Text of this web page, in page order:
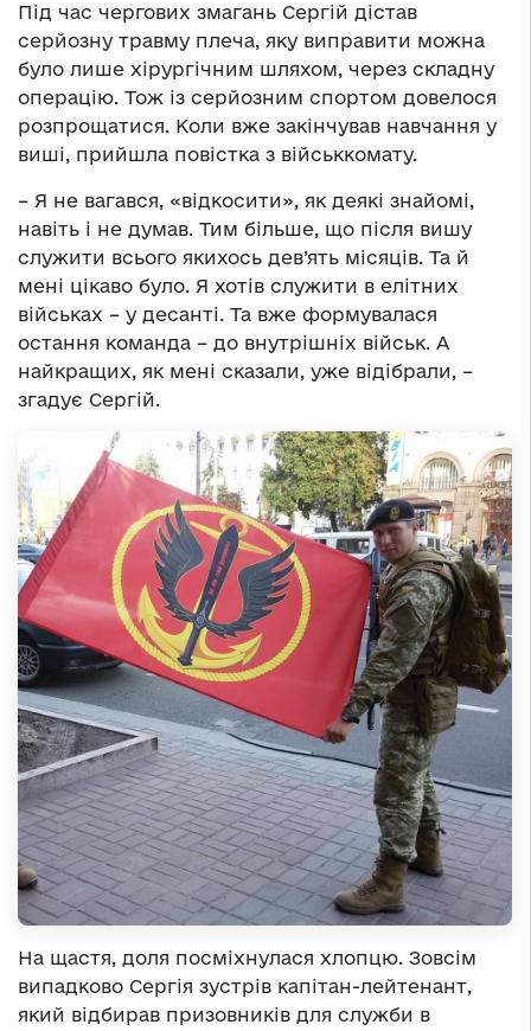
Під час чергових змагань Сергій дістав
серйозну травму плеча, яку виправити можна
було лише хірургічним шляхом, через складну
операцію. Тож із серйозним спортом довелося
розпрощатися. Коли вже закінчував навчання у
виші, прийшла повістка з військкомату.
– Я не вагався, «відкосити», як деякі знайомі,
навіть і не думав. Тим більше, що після вишу
служити всього якихось дев’ять місяців. Та й
мені цікаво було. Я хотів служити в елітних
військах – у десанті. Та вже формувалася
остання команда – до внутрішніх військ. А
найкращих, як мені сказали, уже відібрали, –
згадує Сергій.
На щастя, доля посміхнулася хлопцю. Зовсім
випадково Сергія зустрів капітан-лейтенант,
який відбирав призовників для служби в